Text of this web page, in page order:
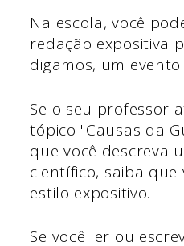
Na escola, você
redação expositiva
digamos, um
Se o seu professor
tópico "Causas da
que você descreva
científico, saiba que
estilo expositivo.
Se você ler ou